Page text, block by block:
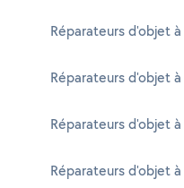
Réparateurs d'objet à
Réparateurs d'objet à
Réparateurs d'objet à
Réparateurs d'objet